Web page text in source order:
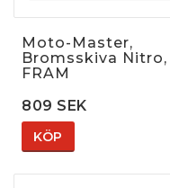
Moto-Master,
Bromsskiva Nitro,
FRAM
809 SEK
KÖP